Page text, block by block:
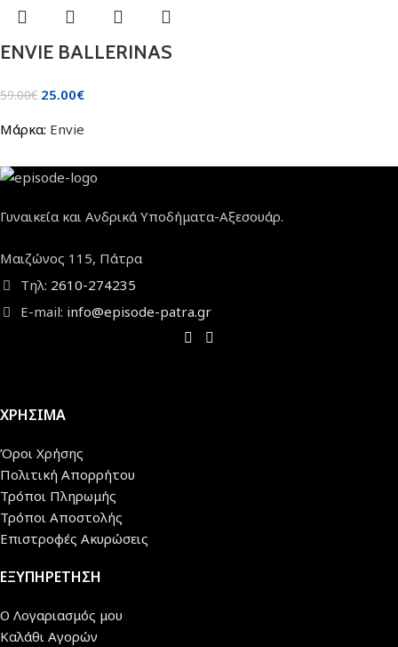
ENVIE BALLERINAS
59.00€ 25.00€
Μάρκα: Envie
Γυναικεία και Ανδρικά Υποδήματα-Αξεσουάρ.
Μαιζώνος 115, Πάτρα
Τηλ: 2610-274235
E-mail: info@episode-patra.gr
ΧΡΗΣΙΜΑ
Όροι Χρήσης
Πολιτική Απορρήτου
Τρόποι Πληρωμής
Τρόποι Αποστολής
Επιστροφές Ακυρώσεις
ΕΞΥΠΗΡΕΤΗΣΗ
Ο Λογαριασμός μου
Καλάθι Αγορών